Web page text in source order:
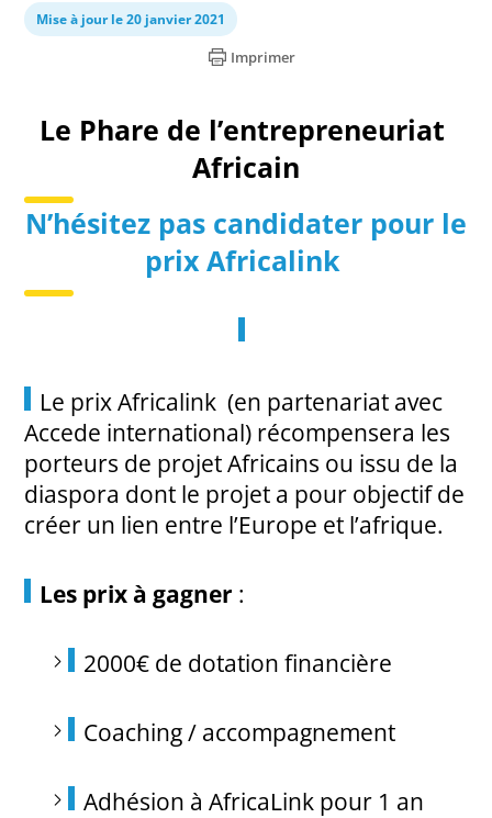
Mise à jour le 20 janvier 2021
Imprimer
Le Phare de l’entrepreneuriat
Africain
N’hésitez pas candidater pour le
prix Africalink
Le prixAfricalink (en partenariat avec
Accede international) récompensera les
porteurs de projet Africains ou issu de la
diaspora dont le projet a pour objectif de
créer un lien entre l’Europe et l’afrique.
Les prix à gagner :
2000€ de dotation financière
Coaching / accompagnement
Adhésion à AfricaLink pour 1 an